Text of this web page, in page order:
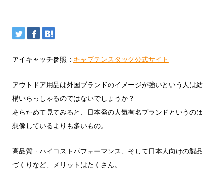
アイキャッチ参照： キャプテンスタッグ公式サイト
アウトドア用品は外国ブランドのイメージが強いという人は結
構いらっしゃるのではないでしょうか？
あらためて見てみると、日本発の人気有名ブランドというのは
想像しているよりも多いもの。
高品質・ハイコストパフォーマンス、そして日本人向けの製品
づくりなど、メリットはたくさん。